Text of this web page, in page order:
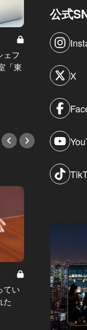
ェフ
「東
東カレ
【受付終
『東カレ
NIGHT』
#イベント
てい
た
男と女の答
結婚願望
際2年で
変わった“
公式
X